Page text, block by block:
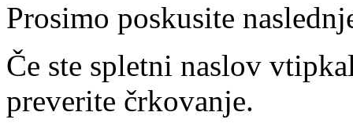
Prosimo poskusite
Če ste spletni naslov
preverite črkovanje.